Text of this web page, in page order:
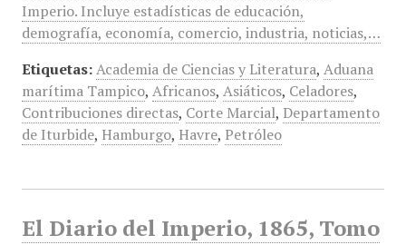
Imperio. Incluye estadísticas de educación,
demografía, economía, comercio, industria, noticias,…
Etiquetas: Academia de Ciencias y Literatura, Aduana
marítima Tampico, Africanos, Asiáticos, Celadores,
Contribuciones directas, Corte Marcial, Departamento
de Iturbide, Hamburgo, Havre, Petróleo
El Diario del Imperio, 1865, Tomo